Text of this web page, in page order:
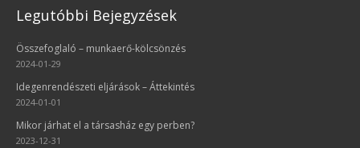
Legutóbbi Bejegyzések
Összefoglaló – munkaerő-kölcsönzés
2024-01-29
Idegenrendészeti eljárások – Áttekintés
2024-01-01
Mikor járhat el a társasház egy perben?
2023-12-31